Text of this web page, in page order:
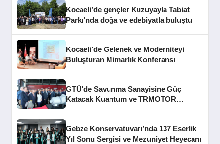
Kocaeli’de gençler Kuzuyayla Tabiat
Parkı’nda doğa ve edebiyatla buluştu
Kocaeli’de Gelenek ve Moderniteyi
Buluşturan Mimarlık Konferansı
GTÜ’de Savunma Sanayisine Güç
Katacak Kuantum ve TRMOTOR
Gebze Konservatuvarı’nda 137 Eserlik
Yıl Sonu Sergisi ve Mezuniyet Heyecanı